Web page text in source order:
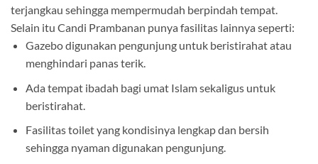
terjangkau sehingga mempermudah berpindah tempat.
Selain itu Candi Prambanan punya fasilitas lainnya seperti:
Gazebo digunakan pengunjung untuk beristirahat atau
menghindari panas terik.
Ada tempat ibadah bagi umat Islam sekaligus untuk
beristirahat.
Fasilitas toilet yang kondisinya lengkap dan bersih
sehingga nyaman digunakan pengunjung.